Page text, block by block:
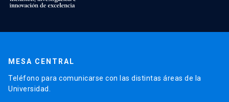
MESA CENTRAL
Teléfono para comunicarse con las distintas áreas de la
Universidad.